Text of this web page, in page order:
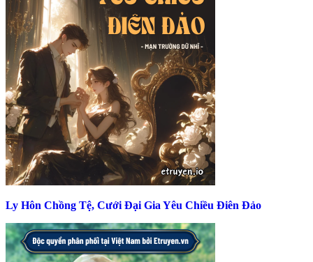
Ly Hôn Chồng Tệ, Cưới Đại Gia Yêu Chiều Điên Đảo